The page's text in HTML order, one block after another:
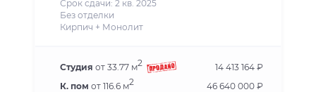
Срок сдачи: 2 кв. 2025
Без отделки
Кирпич + Монолит
Студия от 33.77 м2
14 413 164 ₽
К. пом от 116.6 м2
46 640 000 ₽